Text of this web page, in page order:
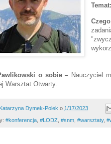
Temat:
o sobie– Nauczyciel
Warsztat Otwarty.
Katarzyna Dymek-Polek o 1/17/2023
#konferencja #LODZ #snm #warsztaty,